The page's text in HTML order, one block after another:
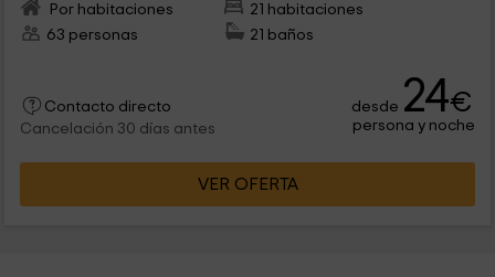
Por habitaciones
21 habitaciones
63 personas
21 baños
Contacto directo
Cancelación 30 días antes
desde 24€
persona y noche
VER OFERTA